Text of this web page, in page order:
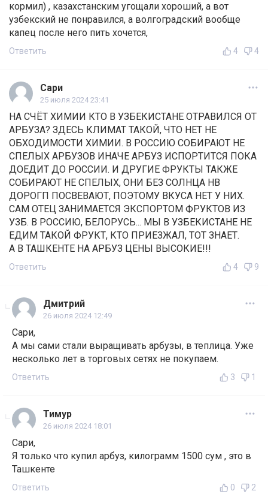
кормил) , казахстанским угощали хороший, а вот
узбекский не понравился, а волгоградский вообще
капец после него пить хочется,
Ответить 4 4
Сари
25 июля 2024 23:41
НА СЧЁТ ХИМИИ КТО В УЗБЕКИСТАНЕ ОТРАВИЛСЯ ОТ
АРБУЗА? ЗДЕСЬ КЛИМАТ ТАКОЙ, ЧТО НЕТ НЕ
ОБХОДИМОСТИ ХИМИИ. В РОССИЮ СОБИРАЮТ НЕ
СПЕЛЫХ АРБУЗОВ ИНАЧЕ АРБУЗ ИСПОРТИТСЯ ПОКА
ДОЕДИТ ДО РОССИИ. И ДРУГИЕ ФРУКТЫ ТАКЖЕ
СОБИРАЮТ НЕ СПЕЛЫХ, ОНИ БЕЗ СОЛНЦА НВ
ДОРОГП ПОСВЕВАЮТ, ПОЭТОМУ ВКУСА НЕТ У НИХ.
САМ ОТЕЦ ЗАНИМАЕТСЯ ЭКСПОРТОМ ФРУКТОВ ИЗ
УЗБ. В РОССИЮ, БЕЛОРУСЬ... МЫ В УЗБЕКИСТАНЕ НЕ
ЕДИМ ТАКОЙ ФРУКТ, КТО ПРИЕЗЖАЛ, ТОТ ЗНАЕТ.
А В ТАШКЕНТЕ НА АРБУЗ ЦЕНЫ ВЫСОКИЕ!!!
Ответить 4 9
Дмитрий
26 июля 2024 12:49
Сари,
А мы сами стали выращивать арбузы, в теплица. Уже
несколько лет в торговых сетях не покупаем.
Ответить 3 1
Тимур
26 июля 2024 18:01
Сари,
Я только что купил арбуз, килограмм 1500 сум , это в
Ташкенте
Ответить 0 2